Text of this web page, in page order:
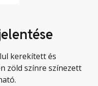
kerekített és
zöld színre színezett